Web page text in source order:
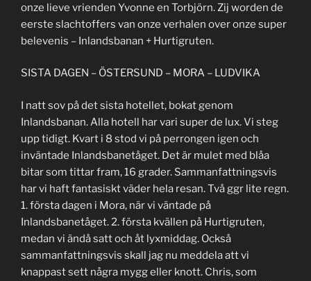
onze lieve vrienden Yvonne en Torbjörn. Zij worden de
eerste slachtoffers van onze verhalen over onze super
belevenis – Inlandsbanan + Hurtigruten.
SISTA DAGEN – ÖSTERSUND – MORA – LUDVIKA
I natt sov på det sista hotellet, bokat genom
Inlandsbanan. Alla hotell har vari super de lux. Vi steg
upp tidigt. Kvart i 8 stod vi på perrongen igen och
inväntade Inlandsbanetåget. Det är mulet med blåa
bitar som tittar fram, 16 grader. Sammanfattningsvis
har vi haft fantasiskt väder hela resan. Två ggr lite regn.
1. första dagen i Mora, när vi väntade på
Inlandsbanetåget. 2. första kvällen på Hurtigruten,
medan vi ändå satt och åt lyxmiddag. Också
sammanfattningsvis skall jag nu meddela att vi
knappast sett några mygg eller knott. Chris, som